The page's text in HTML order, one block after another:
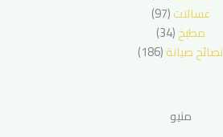
غسالات(97)
مطبخ(34)
نصائح صيانة(186)
منيو